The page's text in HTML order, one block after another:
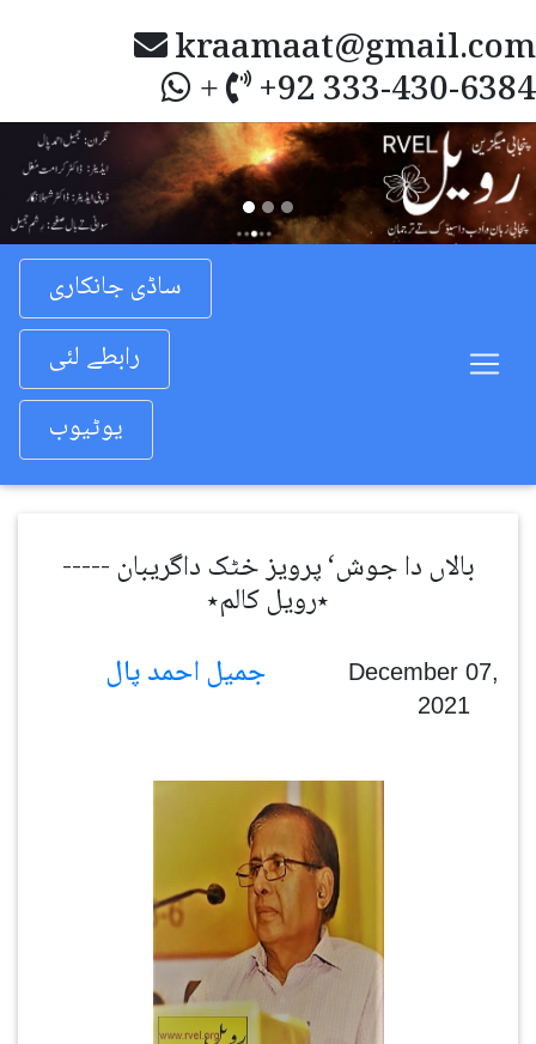
kraamaat@gmail.com
+ +92 333-430-6384
Previous
ساڈی جانکاری
رابطے لئی
یوٹیوب
بالاں دا جوش‘ پرویز خٹک داگریبان -----
٭رویل کالم٭
December 07,
2021